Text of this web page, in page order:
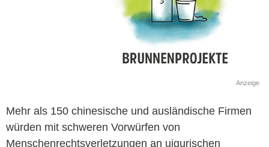
Anzeige
Mehr als 150 chinesische und ausländische Firmen
würden mit schweren Vorwürfen von
Menschenrechtsverletzungen an uigurischen